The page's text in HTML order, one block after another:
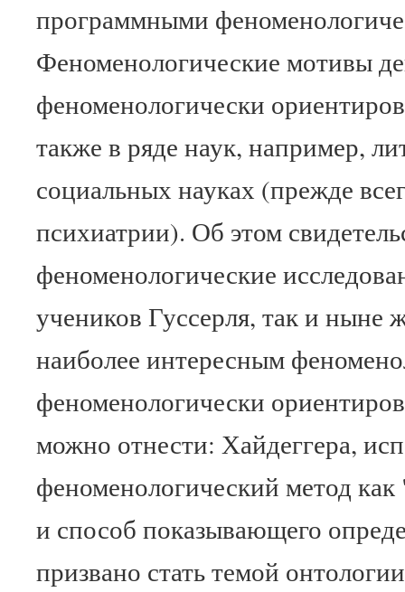
программными
Феноменологические мотивы
феноменологически
также в ряде наук, например,
социальных науках (прежде
психиатрии). Об этом
феноменологические
учеников Гуссерля, так и
наиболее интересным
феноменологически
можно отнести: Хайдеггера,
феноменологический метод
и способ показывающего
призвано стать темой